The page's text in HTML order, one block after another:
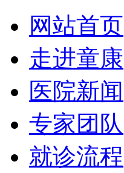
网站首页
走进童康
医院新闻
专家团队
就诊流程